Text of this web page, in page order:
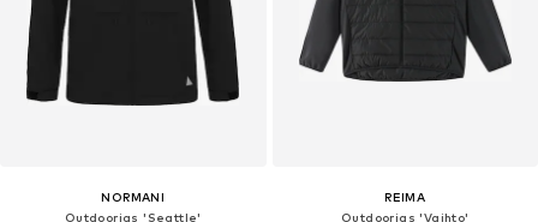
NORMANI
Outdoorjas 'Seattle'
REIMA
Outdoorjas 'Vaihto'